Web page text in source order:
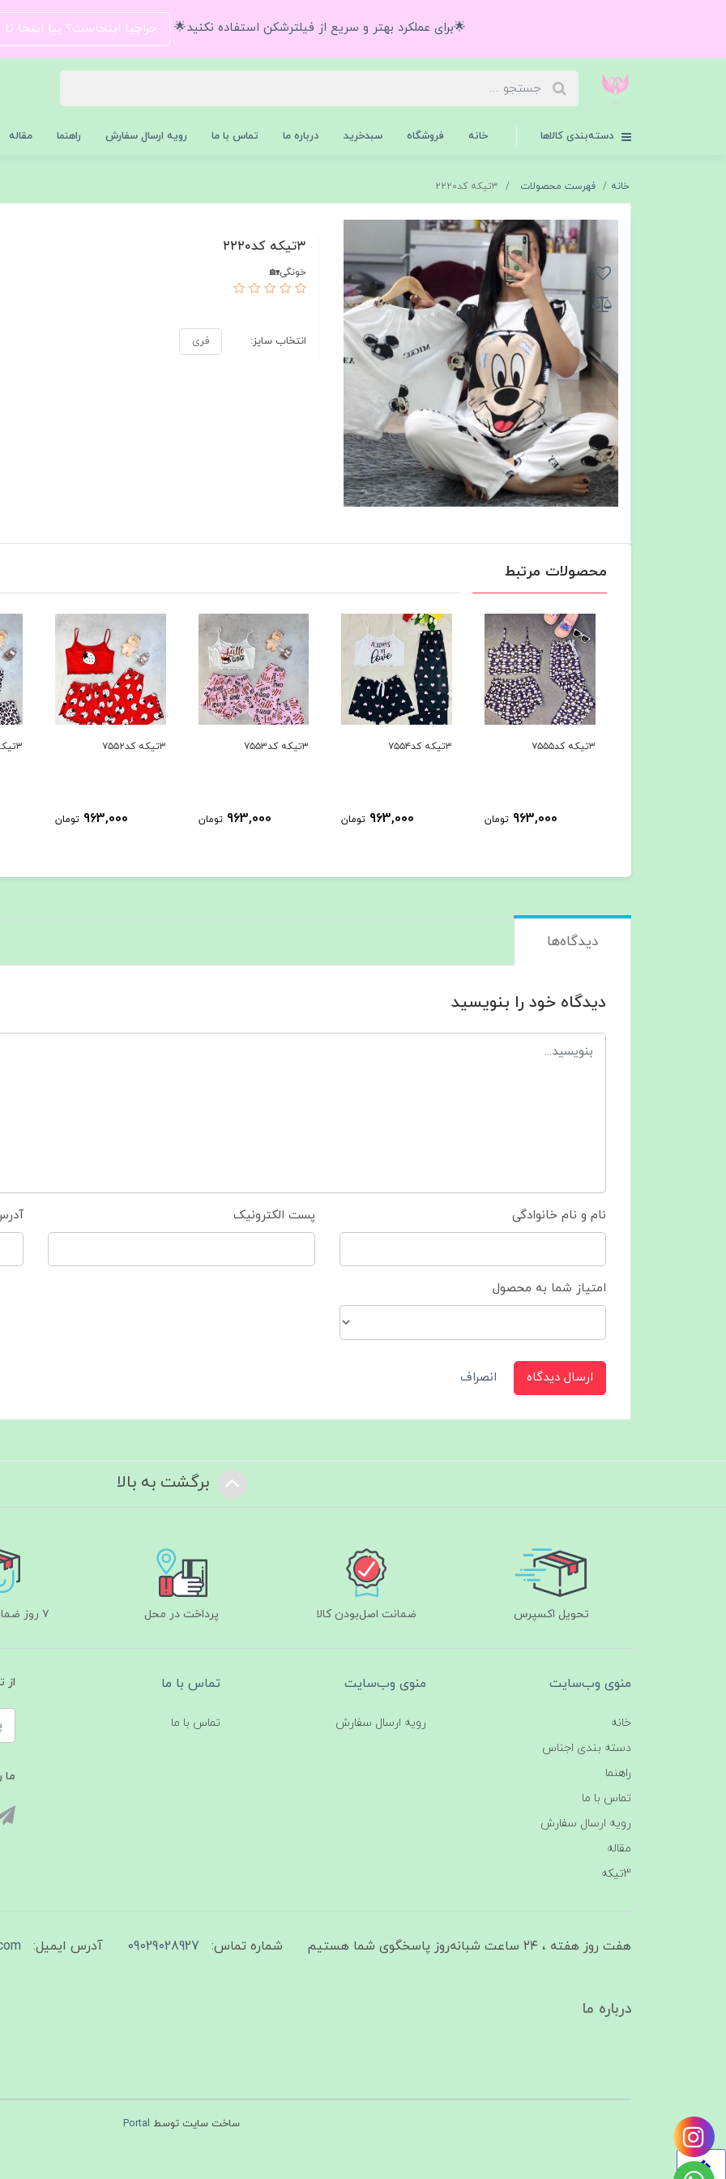
🌟برای عملکرد بهتر و سریع از فیلترشکن استفاده نکنید🌟 حراجیا اینجاست؟ بیا اینجا
دسته‌بندی کالاها خانه فروشگاه سبدخرید درباره ما تماس با ما رویه ارسال سفارش راهنما مقاله
خانه فهرست محصولات ۳تیکه کد۲۲۲۰
۳تیکه کد۲۲۲۰
خونگی🏡
انتخاب سایز: فری
محصولات مرتبط
۳تیکه کد۷۵۵۴
963,000 تومان
۳تیکه کد۷۵۵۳
963,000 تومان
۳تیکه کد۷۵۵۲
963,000 تومان
۳تیکه کد۷۵۵۱
963,000 تومان
۳تیکه کد۷۵۵۰
دیدگاه‌ها
دیدگاه خود را بنویسید
نام و نام خانوادگی پست الکترونیک
امتیاز شما به محصول
ارسال دیدگاه انصراف
برگشت به بالا
تحویل اکسپرس ضمانت اصل‌بودن کالا پرداخت در محل ۷ روز ضمانت بازگشت
منوی وب‌سایت
خانه
دسته بندی اجناس
راهنما
تماس با ما
رویه ارسال سفارش
مقاله
3تیکه
منوی وب‌سایت
رویه ارسال سفارش
تماس با ما
تماس با ما
از
ما
هفت روز هفته ، ۲۴ ساعت شبانه‌روز پاسخگوی شما هستیم شماره تماس: 09029028927 آدرس ایمیل:
درباره ما
ساخت سایت توسط Portal